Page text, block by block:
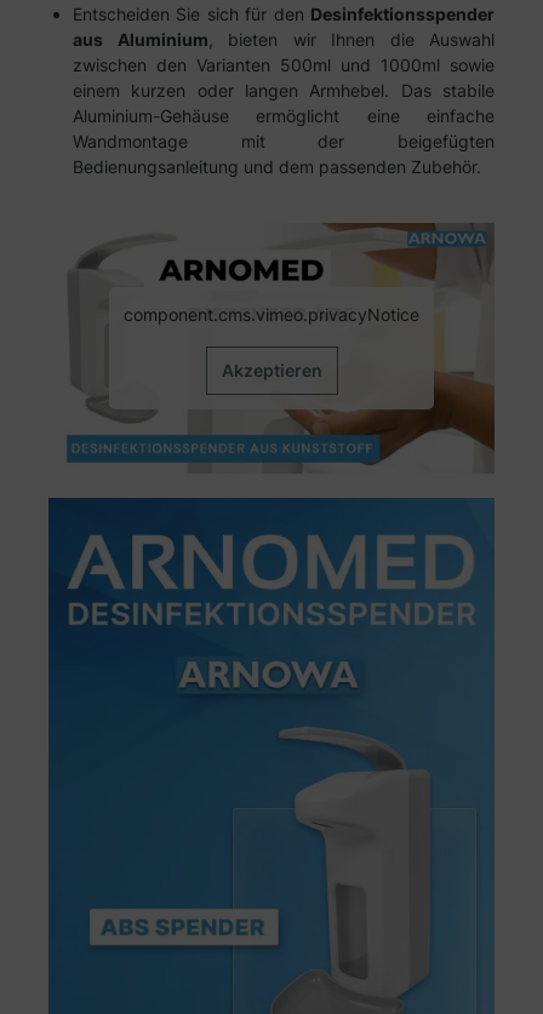
Entscheiden Sie sich für den Desinfektionsspender
aus Aluminium , bieten wir Ihnen die Auswahl
zwischen den Varianten 500ml und 1000ml sowie
einem kurzen oder langen Armhebel. Das stabile
Aluminium-Gehäuse ermöglicht eine einfache
Wandmontage mit der beigefügten
Bedienungsanleitung und dem passenden Zubehör.
component.cms.vimeo.privacyNotice
Akzeptieren